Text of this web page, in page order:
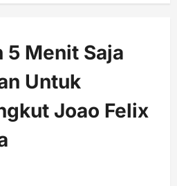
5 Menit Saja
Untuk
Joao Felix